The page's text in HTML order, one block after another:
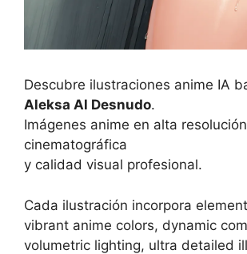
Descubre ilustraciones anime IA
Aleksa Al Desnudo.
Imágenes anime en alta
cinematográfica
y calidad visual profesional.
Cada ilustración incorpora
vibrant anime colors, dynamic
volumetric lighting, ultra detailed